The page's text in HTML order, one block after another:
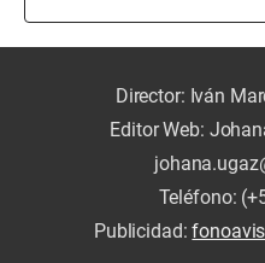
Director: Iván
Editor Web:
Teléfono:
Publicidad: